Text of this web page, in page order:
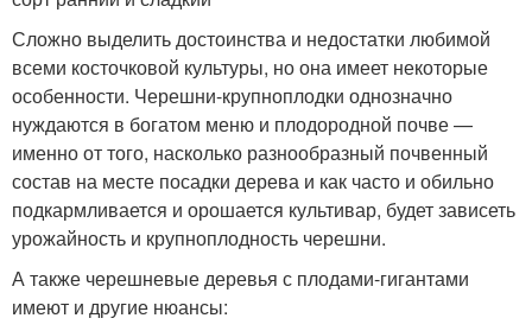
Сложно выделить достоинства и недостатки любимой
всеми косточковой культуры, но она имеет некоторые
особенности. Черешни-крупноплодки однозначно
нуждаются в богатом меню и плодородной почве —
именно от того, насколько разнообразный почвенный
состав на месте посадки дерева и как часто и обильно
подкармливается и орошается культивар, будет зависеть
урожайность и крупноплодность черешни.
А также черешневые деревья с плодами-гигантами
имеют и другие нюансы: